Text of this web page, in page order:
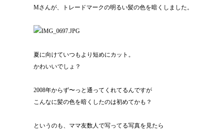
Mさんが、トレードマークの明るい髪の色を暗くしました。
夏に向けていつもより短めにカット。
かわいいでしょ？
2008年からず〜っと通ってくれてるんですが
こんなに髪の色を暗くしたのは初めてかも？
というのも、ママ友数人で写ってる写真を見たら